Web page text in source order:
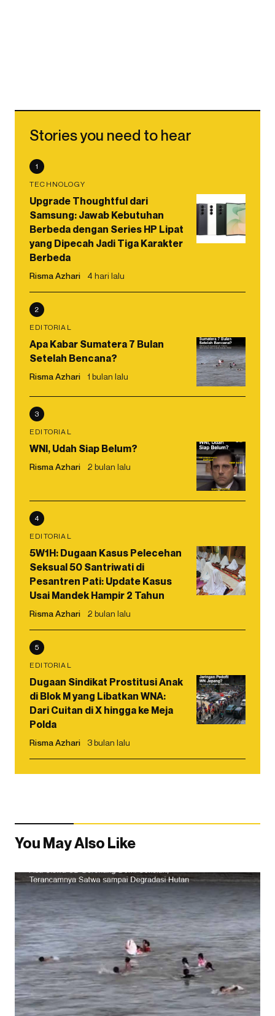
Stories you need to hear
1
TECHNOLOGY
Upgrade Thoughtful dari
Samsung: Jawab Kebutuhan
Berbeda dengan Series HP Lipat
yang Dipecah Jadi Tiga Karakter
Berbeda
Risma Azhari 4 hari lalu
2
EDITORIAL
Apa Kabar Sumatera 7 Bulan
Setelah Bencana?
Risma Azhari 1 bulan lalu
3
EDITORIAL
WNI, Udah Siap Belum?
Risma Azhari 2 bulan lalu
4
EDITORIAL
5W1H: Dugaan Kasus Pelecehan
Seksual 50 Santriwati di
Pesantren Pati: Update Kasus
Usai Mandek Hampir 2 Tahun
Risma Azhari 2 bulan lalu
5
EDITORIAL
Dugaan Sindikat Prostitusi Anak
di Blok M yang Libatkan WNA:
Dari Cuitan di X hingga ke Meja
Polda
Risma Azhari 3 bulan lalu
You May Also Like